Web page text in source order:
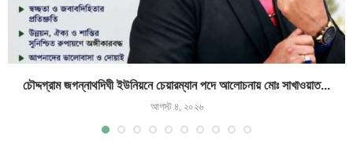
চৌদ্দগ্রাম জগন্নাথদিঘী ইউনিয়নে চেয়ারম্যান পদে আলোচনায় মোঃ সাখাওয়াত...
আগস্ট ৪, ২০২৬